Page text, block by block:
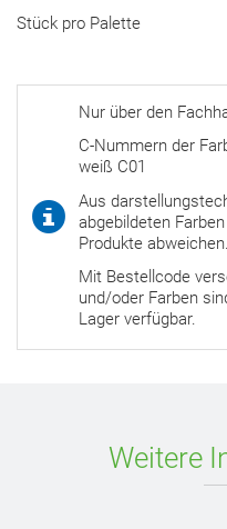
Stück pro Palette
Nur über den
C-Nummern der
weiß C01
Aus
abgebildeten
Produkte abweichen.
Mit Bestellcode
und/oder Farben
Lager verfügbar.
Weitere